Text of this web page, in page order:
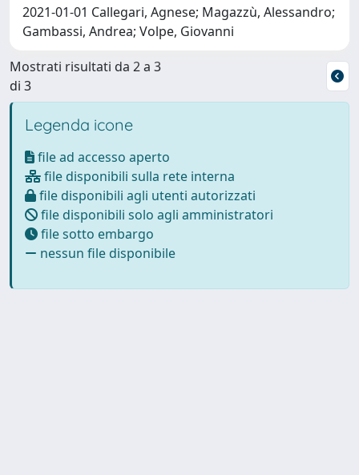
2021-01-01 Callegari, Agnese; Magazzù, Alessandro;
Gambassi, Andrea; Volpe, Giovanni
Mostrati risultati da 2 a 3
di 3
Legenda icone
file ad accesso aperto
file disponibili sulla rete interna
file disponibili agli utenti autorizzati
file disponibili solo agli amministratori
file sotto embargo
nessun file disponibile